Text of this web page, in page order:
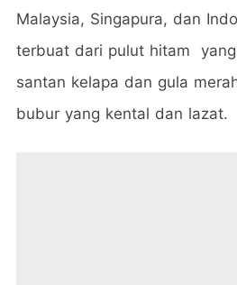
Malaysia, Singapura, dan
terbuat dari pulut hitam
santan kelapa dan gula
bubur yang kental dan lazat.